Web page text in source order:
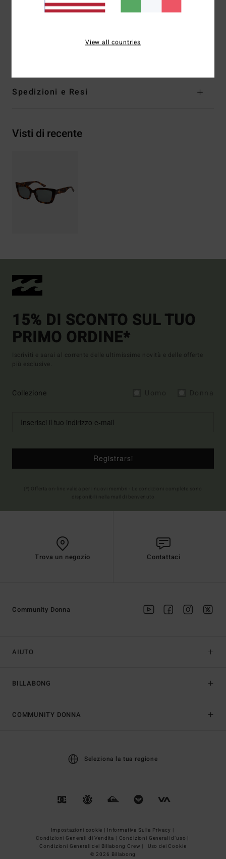
Garanzia:garanzia 2 anni
[Tessuto principale] 50% Acetato, 50%
Spedizioni e Resi
Visti di recente
15% DI SCONTO SUL TUO
PRIMO ORDINE*
Iscriviti e sarai al corrente delle ultimissime novità e delle offerte
più esclusive.
Collezione
Registrarsi
Trova un negozio Contattaci
AIUTO
BILLABONG
Community Donna
COMMUNITY DONNA
Seleziona la tua regione
Impostazioni cookie | Informativa Sulla Privacy |
Condizioni Generali di Vendita | Condizioni Generali d’uso |
Condizioni Generali del Billabong Crew |
Uso dei Cookie
© 2026 Billabong
View all countries